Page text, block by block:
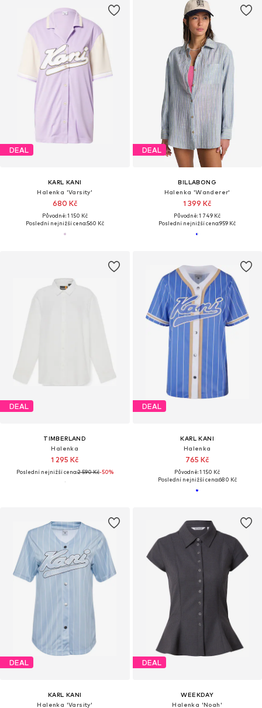
DEAL
KARL KANI
Halenka 'Varsity'
680 Kč
Původně: 1 150 Kč
Poslední nejnižší cena:560 Kč
DEAL
BILLABONG
Halenka 'Wanderer'
1 399 Kč
Původně: 1 749 Kč
Poslední nejnižší cena:959 Kč
DEAL
TIMBERLAND
Halenka
1 295 Kč
Poslední nejnižší cena:2 590 Kč-50%
DEAL
KARL KANI
Halenka
765 Kč
Původně: 1 150 Kč
Poslední nejnižší cena:680 Kč
DEAL
KARL KANI
Halenka 'Varsity'
DEAL
WEEKDAY
Halenka 'Noah'